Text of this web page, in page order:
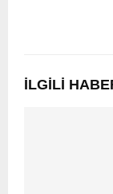
İLGILI